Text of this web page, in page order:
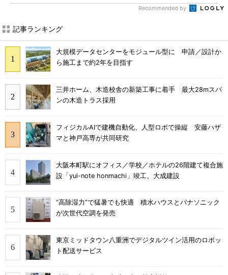
Recommended by
記事ランキング
大規模データセンターをモジュール型に 申請／設計か
ら施工まで約2年を目指す
三井ホーム、木造校舎の新築工事に着手 最大28mスパ
ンの木造トラス採用
フィジカルAIで建機自動化、人型ロボで操縦 安藤ハザ
マと神戸高専が共同研究
大阪本町駅にオフィス／学校／ホテルの26階建て複合施
設「yui-note honmachi」竣工、大成建設
“高除湿力”で猛暑でも快適 積水ハウスとパナソニック
が次世代空調を発売
東京ミッドタウン八重洲でデジタルツイン活用のロボッ
ト配送サービス